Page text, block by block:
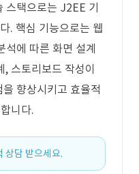
스택으로는 J2EE 기
. 핵심 기능으로는 웹
석에 따른 화면 설계
스토리보드 작성이
향상시키고 효율적
니다.
상담 받으세요.